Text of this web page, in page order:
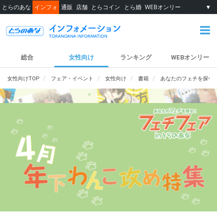
とらのあな インフォ 通販 店舗 とらコイン とら婚 WEBオンリー ▼
総合 女性向け ランキング WEBオンリー
女性向けTOP フェア・イベント 女性向け 書籍 あなたのフェチを探